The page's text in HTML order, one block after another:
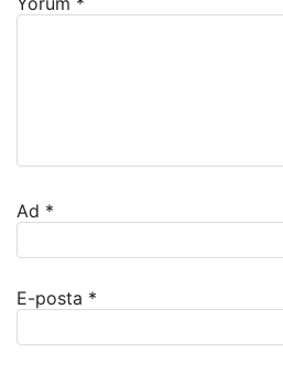
Ad *
E-posta *